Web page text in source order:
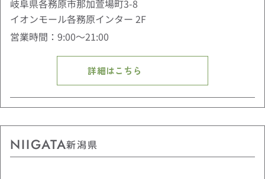
岐阜県各務原市那加萱場町3-8
イオンモール各務原インター 2F
営業時間：9:00〜21:00
詳細はこちら
NIIGATA新潟県